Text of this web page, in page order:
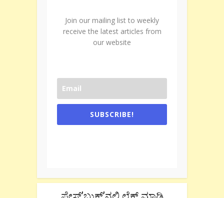
Join our mailing list to weekly
receive the latest articles from
our website
SUBSCRIBE!